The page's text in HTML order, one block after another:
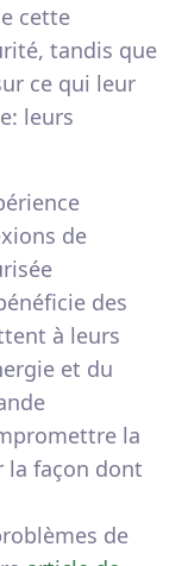
cette
tandis que
ce qui leur
leurs
de
des
à leurs
et du
la
la façon dont
de